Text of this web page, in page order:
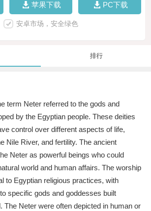
苹果下载 PC下载
安卓市场，安全绿色
排行
term Neter referred to the gods and
by the Egyptian people. These deities
control over different aspects of life,
Nile River, and fertility. The ancient
Neter as powerful beings who could
world and human affairs. The worship
to Egyptian religious practices, with
specific gods and goddesses built
The Neter were often depicted in human or